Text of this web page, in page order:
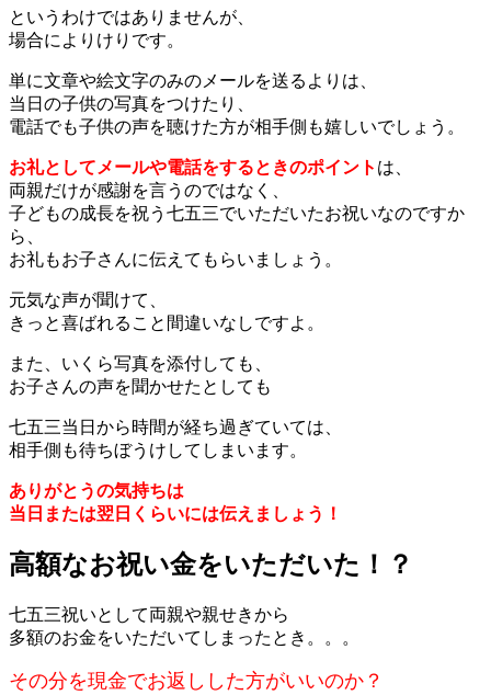
というわけではありませんが、
場合によりけりです。
単に文章や絵文字のみのメールを送るよりは、
当日の子供の写真をつけたり、
電話でも子供の声を聴けた方が相手側も嬉しいでしょう。
お礼としてメールや電話をするときのポイント は、
両親だけが感謝を言うのではなく、
子どもの成長を祝う七五三でいただいたお祝いなのですか
ら、
お礼もお子さんに伝えてもらいましょう。
元気な声が聞けて、
きっと喜ばれること間違いなしですよ。
また、いくら写真を添付しても、
お子さんの声を聞かせたとしても
七五三当日から時間が経ち過ぎていては、
相手側も待ちぼうけしてしまいます。
ありがとうの気持ちは
当日または翌日くらいには伝えましょう！
高額なお祝い金をいただいた！？
七五三祝いとして両親や親せきから
多額のお金をいただいてしまったとき。。。
その分を現金でお返しした方がいいのか？